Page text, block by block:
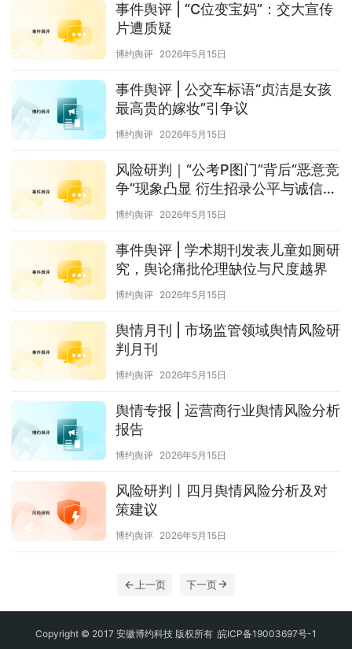
事件舆评 | “C位变宝妈”：交大宣传
片遭质疑
博约舆评 2026年5月15日
事件舆评 | 公交车标语“贞洁是女孩
最高贵的嫁妆”引争议
博约舆评 2026年5月15日
风险研判｜“公考P图门”背后“恶意竞
争”现象凸显 衍生招录公平与诚信伦
理风险
博约舆评 2026年5月15日
事件舆评 | 学术期刊发表儿童如厕研
究，舆论痛批伦理缺位与尺度越界
博约舆评 2026年5月15日
舆情月刊 | 市场监管领域舆情风险研
判月刊
博约舆评 2026年5月15日
舆情专报 | 运营商行业舆情风险分析
报告
博约舆评 2026年5月15日
风险研判丨四月舆情风险分析及对
策建议
博约舆评 2026年5月15日
上一页 下一页
Copyright © 2017 安徽博约科技 版权所有 皖ICP备19003697号-1